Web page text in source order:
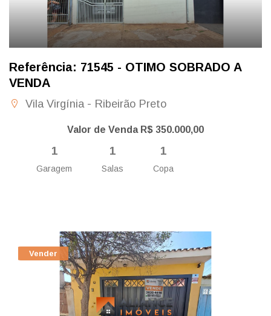
Referência: 71545 - OTIMO SOBRADO A
VENDA
Vila Virgínia - Ribeirão Preto
Valor de Venda R$ 350.000,00
1
Garagem
1
Salas
1
Copa
Vender